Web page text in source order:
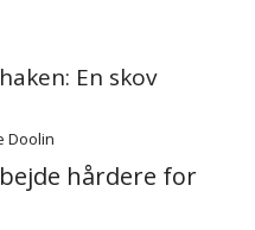
En skov
Doolin
hårdere for